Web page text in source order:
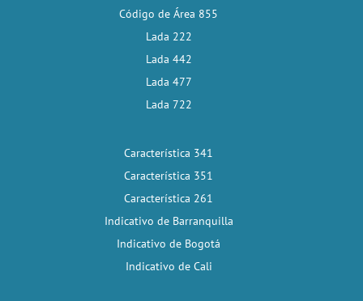
Código de Área 855
Lada 222
Lada 442
Lada 477
Lada 722
Característica 341
Característica 351
Característica 261
Indicativo de Barranquilla
Indicativo de Bogotá
Indicativo de Cali